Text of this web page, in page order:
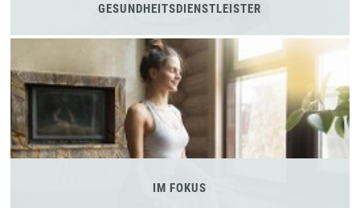
GESUNDHEITSDIENSTLEISTER
IM FOKUS